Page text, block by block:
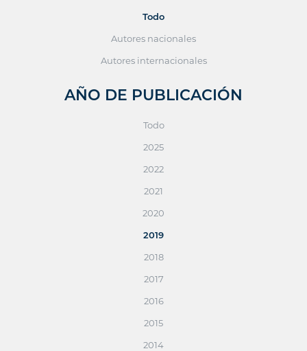
Todo
Autores nacionales
Autores internacionales
AÑO DE PUBLICACIÓN
Todo
2025
2022
2021
2020
2019
2018
2017
2016
2015
2014